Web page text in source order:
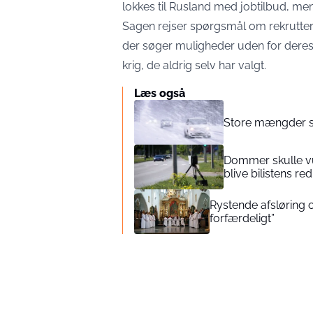
lokkes til Rusland med jobtilbud,
Sagen rejser spørgsmål om
der søger muligheder uden for
krig, de aldrig selv har valgt.
Læs også
Store mængder
Dommer skulle
blive bilistens
Rystende afsløring
forfærdeligt”